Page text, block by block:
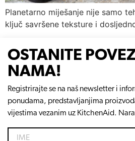
Planetarno miješanje nije samo
ključ savršene teksture i
OSTANITE
NAMA!
Registrirajte se na naš newsletter i
ponudama, predstavljanjima
vijestima vezanim uz KitchenAid.